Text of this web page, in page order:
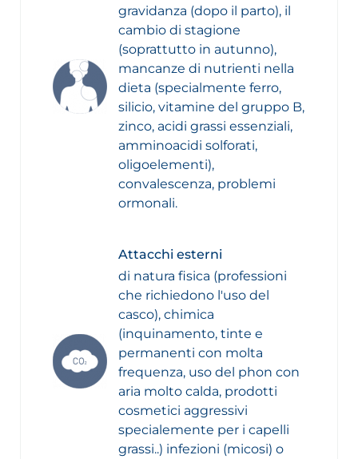
gravidanza (dopo il parto), il
cambio di stagione
(soprattutto in autunno),
mancanze di nutrienti nella
dieta (specialmente ferro,
silicio, vitamine del gruppo B,
zinco, acidi grassi essenziali,
amminoacidi solforati,
oligoelementi),
convalescenza, problemi
ormonali.
Attacchi esterni
di natura fisica (professioni
che richiedono l'uso del
casco), chimica
(inquinamento, tinte e
permanenti con molta
frequenza, uso del phon con
aria molto calda, prodotti
cosmetici aggressivi
specialemente per i capelli
grassi..) infezioni (micosi) o